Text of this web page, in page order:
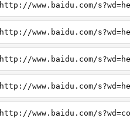
http://www.baidu.com/
http://www.baidu.com/
http://www.baidu.com/
http://www.baidu.com/
http://www.baidu.com/